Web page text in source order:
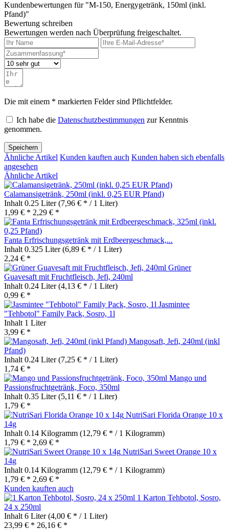
Kundenbewertungen für "M-150, Energygetränk, 150ml (inkl.
Pfand)"
Bewertung schreiben
Bewertungen werden nach Überprüfung freigeschaltet.
Die mit einem * markierten Felder sind Pflichtfelder.
Ich habe die Datenschutzbestimmungen zur Kenntnis
genommen.
Speichern
Ähnliche Artikel Kunden kauften auch Kunden haben sich ebenfalls
angesehen
Ähnliche Artikel
Calamansigetränk, 250ml (inkl. 0,25 EUR Pfand)
Inhalt 0.25 Liter(7,96 € * / 1 Liter)
1,99 € * 2,29 € *
Fanta Erfrischungsgetränk mit Erdbeergeschmack,...
Inhalt 0.325 Liter(6,89 € * / 1 Liter)
2,24 € *
Grüner
Guavesaft mit Fruchtfleisch, Jefi, 240ml
Inhalt 0.24 Liter(4,13 € * / 1 Liter)
0,99 € *
Jasmintee
"Tehbotol" Family Pack, Sosro, 1l
Inhalt 1 Liter
3,99 € *
Mangosaft, Jefi, 240ml (inkl
Pfand)
Inhalt 0.24 Liter(7,25 € * / 1 Liter)
1,74 € *
Mango und
Passionsfruchtgetränk, Foco, 350ml
Inhalt 0.35 Liter(5,11 € * / 1 Liter)
1,79 € *
NutriSari Florida Orange 10 x
14g
Inhalt 0.14 Kilogramm (12,79 € * / 1 Kilogramm)
1,79 € * 2,69 € *
NutriSari Sweet Orange 10 x
14g
Inhalt 0.14 Kilogramm (12,79 € * / 1 Kilogramm)
1,79 € * 2,69 € *
Kunden kauften auch
1 Karton Tehbotol, Sosro,
24 x 250ml
Inhalt 6 Liter(4,00 € * / 1 Liter)
23,99 € * 26,16 € *